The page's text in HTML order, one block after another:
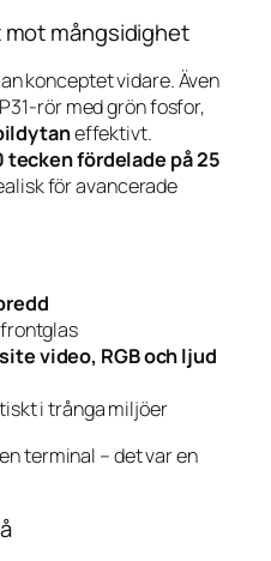
mot mångsidighet
konceptet vidare. Även
rör med grön fosfor,
effektivt.
tecken fördelade på 25
för avancerade
video, RGB och ljud
i trånga miljöer
terminal – det var en